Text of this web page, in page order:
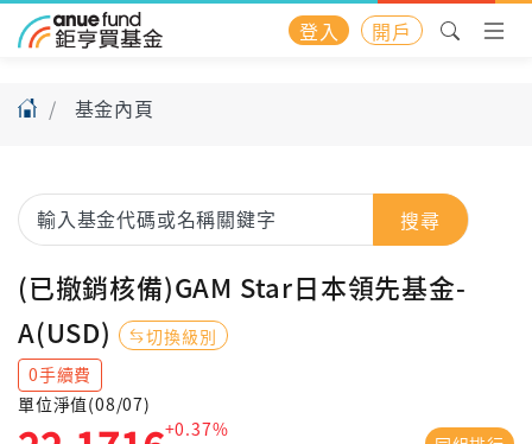
登入 開戶
基金內頁
搜尋
(已撤銷核備)GAM Star日本領先基金-
A(USD)
切換級別
0手續費
單位淨值(08/07)
+0.37%